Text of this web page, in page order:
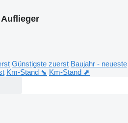
Günstigste zuerst Baujahr - neueste
Km-Stand ⬊ Km-Stand ⬈